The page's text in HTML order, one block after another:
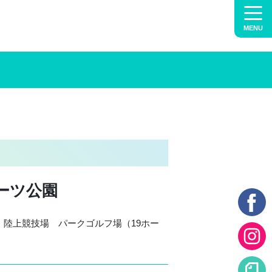
MENU
ツ公園
上競技場 パークゴルフ場（19ホー